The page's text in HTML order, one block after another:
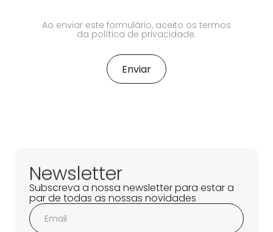
Ao enviar este formulário, aceito os termos
da política de privacidade.
Newsletter
Subscreva a nossa newsletter para estar a
par de todas as nossas novidades